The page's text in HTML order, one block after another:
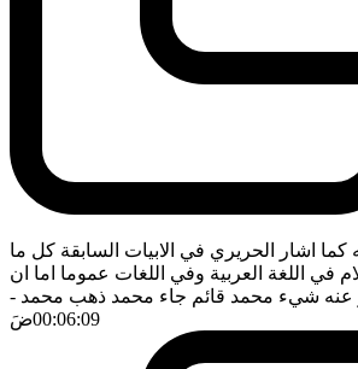
كما اشار الحريري في الابيات السابقة كل ما
في اللغة العربية وفي اللغات عموما اما ان
عنه شيء محمد قائم جاء محمد ذهب محمد -
00:06:09ضَ